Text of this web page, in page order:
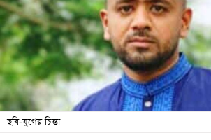
আন্তর্জাতিক
খেলা
বিনোদন
অর্থনীতি
চাকরি
ছবি-যুগের চিন্তা